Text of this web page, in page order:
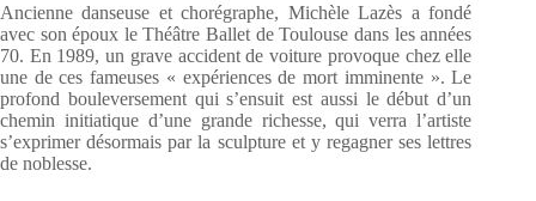
Ancienne danseuse et chorégraphe, Michèle Lazès a fondé
avec son époux le Théâtre Ballet de Toulouse dans les années
70. En 1989, un grave accident de voiture provoque chez elle
une de ces fameuses « expériences de mort imminente ». Le
profond bouleversement qui s’ensuit est aussi le début d’un
chemin initiatique d’une grande richesse, qui verra l’artiste
s’exprimer désormais par la sculpture et y regagner ses lettres
de noblesse.